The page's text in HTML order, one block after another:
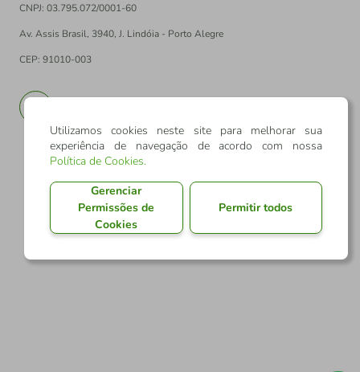
CNPJ: 03.795.072/0001-60
Av. Assis Brasil, 3940, J. Lindóia - Porto Alegre
CEP: 91010-003
Utilizamos cookies neste site para melhorar sua
experiência de navegação de acordo com nossa
Política de Cookies.
Gerenciar
Permissões de
Cookies
Permitir todos